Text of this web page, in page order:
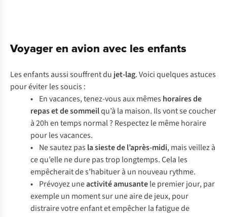
Voyager en avion avec les enfants
Les enfants aussi souffrent du jet-lag. Voici quelques astuces
pour éviter les soucis :
• En vacances, tenez-vous aux mêmes horaires de
repas et de sommeilqu’à la maison. Ils vont se coucher
à 20h en temps normal ? Respectez le même horaire
pour les vacances.
• Ne sautez pas la sieste de l’après-midi, mais veillez à
ce qu’elle ne dure pas trop longtemps. Cela les
empêcherait de s’habituer à un nouveau rythme.
• Prévoyez uneactivité amusantele premier jour, par
exemple un moment sur une aire de jeux, pour
distraire votre enfant et empêcher la fatigue de